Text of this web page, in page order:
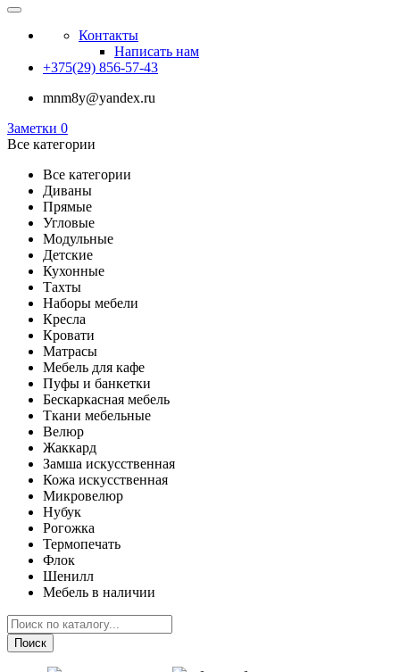
Контакты
Написать нам
+375(29) 856-57-43
mnm8y@yandex.ru
Заметки 0
Все категории
Все категории
Диваны
Прямые
Угловые
Модульные
Детские
Кухонные
Тахты
Наборы мебели
Кресла
Кровати
Матрасы
Мебель для кафе
Пуфы и банкетки
Бескаркасная мебель
Ткани мебельные
Велюр
Жаккард
Замша искусственная
Кожа искусственная
Микровелюр
Нубук
Рогожка
Термопечать
Флок
Шенилл
Мебель в наличии
Поиск